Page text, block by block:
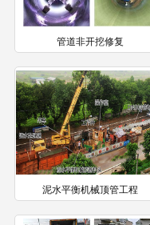
管道非开挖修复
泥水平衡机械顶管工程